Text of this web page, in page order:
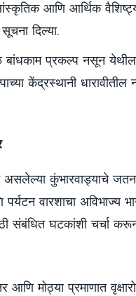
सांस्कृतिक आणि आर्थिक
दिल्या.
बांधकाम प्रकल्प नसून येथील
केंद्रस्थानी
असलेल्या कुंभारवाड्याचे
वारशाचा अविभाज्य
संबंधित घटकांशी चर्चा
आणि मोठ्या प्रमाणात